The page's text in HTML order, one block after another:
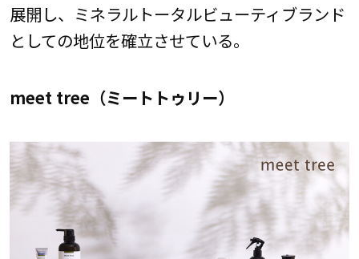
展開し、ミネラルトータルビューティブランド
としての地位を確立させている。
meet tree（ミートトゥリー）